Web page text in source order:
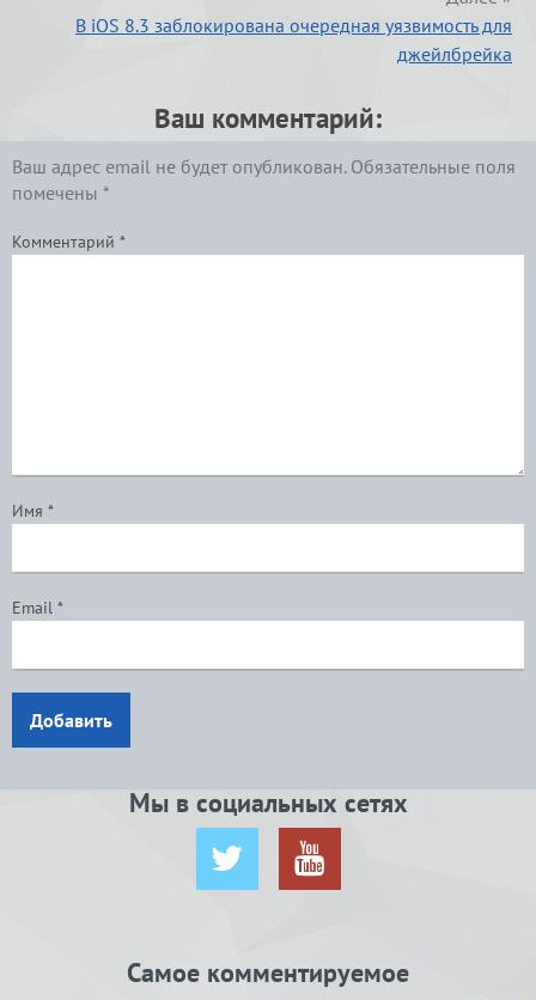
В iOS 8.3 заблокирована очередная уязвимость для
джейлбрейка
Ваш комментарий:
Ваш адрес email не будет опубликован. Обязательные поля
помечены *
Комментарий *
Имя *
Email *
Добавить
Мы в социальных сетях
Самое комментируемое